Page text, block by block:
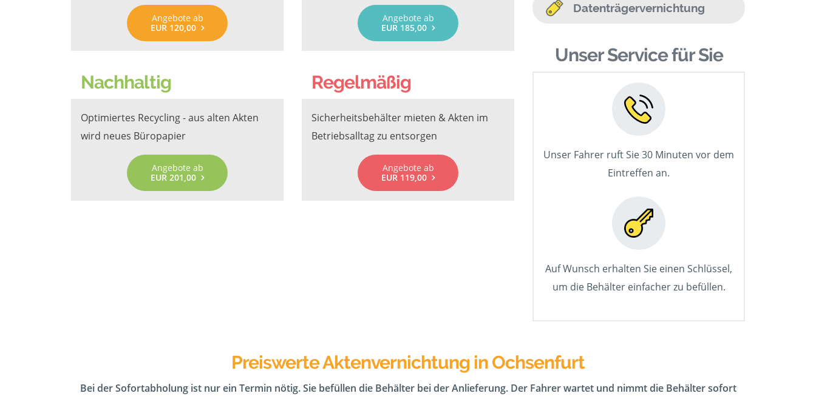
Angebote ab
EUR 120,00
Angebote ab
EUR 185,00
Nachhaltig
Optimiertes Recycling - aus alten Akten
wird neues Büropapier
Angebote ab
EUR 201,00
Regelmäßig
Sicherheitsbehälter mieten & Akten im
Betriebsalltag zu entsorgen
Angebote ab
EUR 119,00
Datenträgervernichtung
Unser Service für Sie
Unser Fahrer ruft Sie 30 Minuten vor dem
Eintreffen an.
Auf Wunsch erhalten Sie einen Schlüssel,
um die Behälter einfacher zu befüllen.
Preiswerte Aktenvernichtung in Ochsenfurt
Bei der Sofortabholung ist nur ein Termin nötig. Sie befüllen die Behälter bei der Anlieferung. Der Fahrer wartet und nimmt die Behälter sofort